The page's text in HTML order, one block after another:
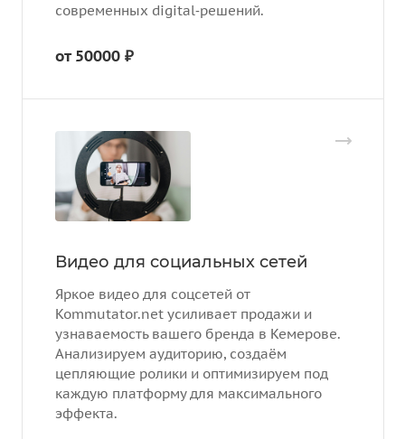
современных digital‑решений.
от 50000 ₽
Видео для социальных сетей
Яркое видео для соцсетей от
Kommutator.net усиливает продажи и
узнаваемость вашего бренда в Кемерове.
Анализируем аудиторию, создаём
цепляющие ролики и оптимизируем под
каждую платформу для максимального
эффекта.